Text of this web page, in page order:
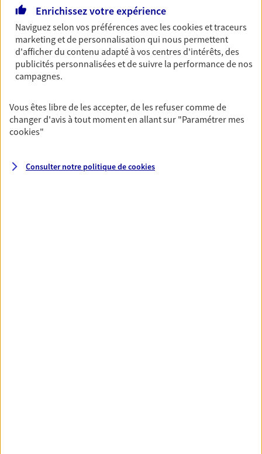
Multirisque Entreprise
Gagnez en simplicité et en sérénité avec votre
assurance multirisque entreprise. Un contrat
unique pour protéger vos locaux, matériels pro,
équipements et stocks… sans oublier votre
responsabilité civile.
DEMANDER UN DEVIS
VOIR TOUTES NOS OFFRES
Enrichissez votre expérience
Naviguez selon vos préférences avec lescookies et traceurs
marketing et de personnalisation qui nous permettent
d'afficher du contenu adapté à vos centres d'intérêts, des
publicités personnalisées et de suivre la performance de nos
campagnes.
Vous êtes libre de les accepter, de les refuser comme de
changer d'avis à tout moment en allant sur "Paramétrer mes
cookies"
Consulter notre politique decookies